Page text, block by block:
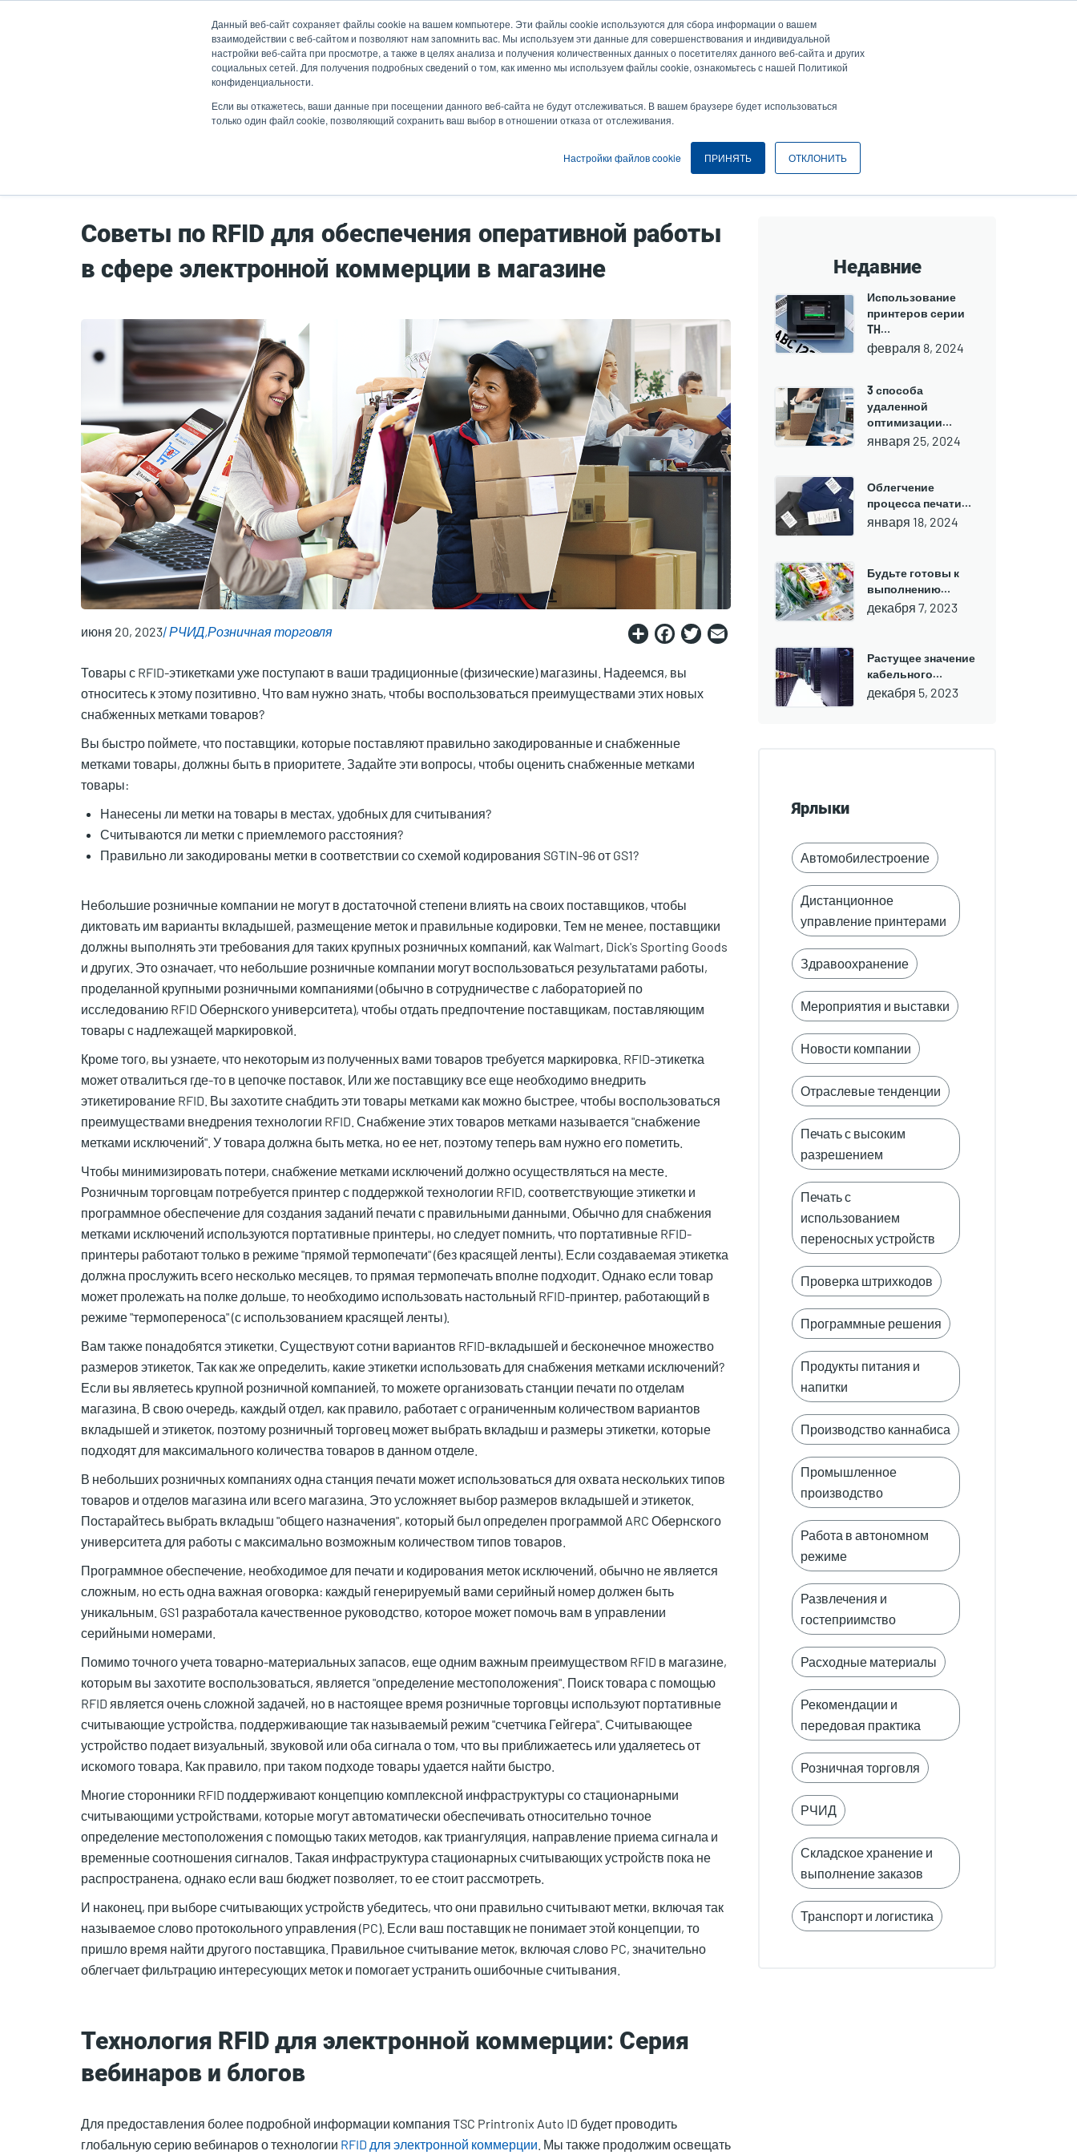
Данный веб-сайт сохраняет файлы cookie на вашем компьютере. Эти файлы cookie используются для сбора информации о вашем
взаимодействии с веб-сайтом и позволяют нам запомнить вас. Мы используем эти данные для совершенствования и индивидуальной
настройки веб-сайта при просмотре, а также в целях анализа и получения количественных данных о посетителях данного веб-сайта и других
социальных сетей. Для получения подробных сведений о том, как именно мы используем файлы cookie, ознакомьтесь с нашей Политикой
конфиденциальности.
Если вы откажетесь, ваши данные при посещении данного веб-сайта не будут отслеживаться. В вашем браузере будет использоваться
только один файл cookie, позволяющий сохранить ваш выбор в отношении отказа от отслеживания.
Настройки файлов cookie ПРИНЯТЬ ОТКЛОНИТЬ
User
account
menu
Новости и события Компания
User
Anonymous
Войти / Зарегистрироваться
Продукты
Header
Советы по RFID для обеспечения оперативной работы
в сфере электронной коммерции в магазине
июня 20, 2023 РЧИД Розничная торговля Share
Facebook
Twitter
Email
Товары с RFID-этикетками уже поступают в ваши традиционные (физические) магазины. Надеемся, вы
относитесь к этому позитивно. Что вам нужно знать, чтобы воспользоваться преимуществами этих новых
снабженных метками товаров?
Вы быстро поймете, что поставщики, которые поставляют правильно закодированные и снабженные
метками товары, должны быть в приоритете. Задайте эти вопросы, чтобы оценить снабженные метками
товары:
Нанесены ли метки на товары в местах, удобных для считывания?
Считываются ли метки с приемлемого расстояния?
Правильно ли закодированы метки в соответствии со схемой кодирования SGTIN-96 от GS1?
Небольшие розничные компании не могут в достаточной степени влиять на своих поставщиков, чтобы
диктовать им варианты вкладышей, размещение меток и правильные кодировки. Тем не менее, поставщики
должны выполнять эти требования для таких крупных розничных компаний, как Walmart, Dick's Sporting Goods
и других. Это означает, что небольшие розничные компании могут воспользоваться результатами работы,
проделанной крупными розничными компаниями (обычно в сотрудничестве с лабораторией по
исследованию RFID Обернского университета), чтобы отдать предпочтение поставщикам, поставляющим
товары с надлежащей маркировкой.
Кроме того, вы узнаете, что некоторым из полученных вами товаров требуется маркировка. RFID-этикетка
может отвалиться где-то в цепочке поставок. Или же поставщику все еще необходимо внедрить
этикетирование RFID. Вы захотите снабдить эти товары метками как можно быстрее, чтобы воспользоваться
преимуществами внедрения технологии RFID. Снабжение этих товаров метками называется "снабжение
метками исключений". У товара должна быть метка, но ее нет, поэтому теперь вам нужно его пометить.
Чтобы минимизировать потери, снабжение метками исключений должно осуществляться на месте.
Розничным торговцам потребуется принтер с поддержкой технологии RFID, соответствующие этикетки и
программное обеспечение для создания заданий печати с правильными данными. Обычно для снабжения
метками исключений используются портативные принтеры, но следует помнить, что портативные RFID-
принтеры работают только в режиме "прямой термопечати" (без красящей ленты). Если создаваемая этикетка
должна прослужить всего несколько месяцев, то прямая термопечать вполне подходит. Однако если товар
может пролежать на полке дольше, то необходимо использовать настольный RFID-принтер, работающий в
режиме "термопереноса" (с использованием красящей ленты).
Вам также понадобятся этикетки. Существуют сотни вариантов RFID-вкладышей и бесконечное множество
размеров этикеток. Так как же определить, какие этикетки использовать для снабжения метками исключений?
Если вы являетесь крупной розничной компанией, то можете организовать станции печати по отделам
магазина. В свою очередь, каждый отдел, как правило, работает с ограниченным количеством вариантов
вкладышей и этикеток, поэтому розничный торговец может выбрать вкладыш и размеры этикетки, которые
подходят для максимального количества товаров в данном отделе.
В небольших розничных компаниях одна станция печати может использоваться для охвата нескольких типов
товаров и отделов магазина или всего магазина. Это усложняет выбор размеров вкладышей и этикеток.
Постарайтесь выбрать вкладыш "общего назначения", который был определен программой ARC Обернского
университета для работы с максимально возможным количеством типов товаров.
Программное обеспечение, необходимое для печати и кодирования меток исключений, обычно не является
сложным, но есть одна важная оговорка: каждый генерируемый вами серийный номер должен быть
уникальным. GS1 разработала качественное руководство, которое может помочь вам в управлении
серийными номерами.
Помимо точного учета товарно-материальных запасов, еще одним важным преимуществом RFID в магазине,
которым вы захотите воспользоваться, является "определение местоположения". Поиск товара с помощью
RFID является очень сложной задачей, но в настоящее время розничные торговцы используют портативные
считывающие устройства, поддерживающие так называемый режим "счетчика Гейгера". Считывающее
устройство подает визуальный, звуковой или оба сигнала о том, что вы приближаетесь или удаляетесь от
искомого товара. Как правило, при таком подходе товары удается найти быстро.
Многие сторонники RFID поддерживают концепцию комплексной инфраструктуры со стационарными
считывающими устройствами, которые могут автоматически обеспечивать относительно точное
определение местоположения с помощью таких методов, как триангуляция, направление приема сигнала и
временные соотношения сигналов. Такая инфраструктура стационарных считывающих устройств пока не
распространена, однако если ваш бюджет позволяет, то ее стоит рассмотреть.
И наконец, при выборе считывающих устройств убедитесь, что они правильно считывают метки, включая так
называемое слово протокольного управления (PC). Если ваш поставщик не понимает этой концепции, то
пришло время найти другого поставщика. Правильное считывание меток, включая слово PC, значительно
облегчает фильтрацию интересующих меток и помогает устранить ошибочные считывания.
Технология RFID для электронной коммерции: Серия
вебинаров и блогов
Для предоставления более подробной информации компания TSC Printronix Auto ID будет проводить
глобальную серию вебинаров о технологии RFID для электронной коммерции . Мы также продолжим освещать
Недавние
Использование
принтеров серии
TH…
февраля 8, 2024
3 способа
удаленной
оптимизации…
января 25, 2024
Облегчение
процесса печати…
января 18, 2024
Будьте готовы к
выполнению…
декабря 7, 2023
Растущее значение
кабельного…
декабря 5, 2023
Ярлыки
Автомобилестроение
Дистанционное
управление принтерами
Здравоохранение
Мероприятия и выставки
Новости компании
Отраслевые тенденции
Печать с высоким
разрешением
Печать с
использованием
переносных устройств
Проверка штрихкодов
Программные решения
Продукты питания и
напитки
Производство каннабиса
Промышленное
производство
Работа в автономном
режиме
Развлечения и
гостеприимство
Расходные материалы
Рекомендации и
передовая практика
Розничная торговля
РЧИД
Складское хранение и
выполнение заказов
Транспорт и логистика